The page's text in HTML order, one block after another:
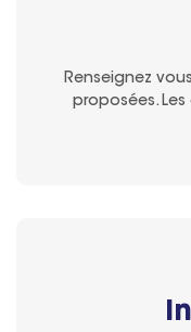
Renseignez
proposées.